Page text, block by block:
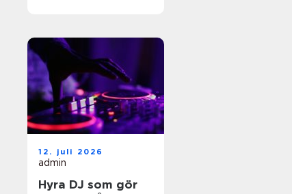
12. juli 2026
admin
Hyra DJ som gör